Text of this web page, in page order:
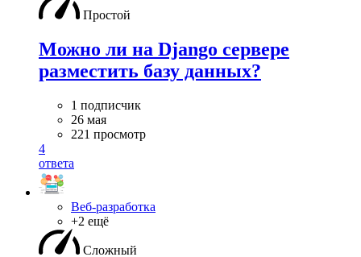
Простой
Можно ли на Django сервере
разместить базу данных?
1 подписчик
26 мая
221 просмотр
4
ответа
Веб-разработка
+2 ещё
Сложный